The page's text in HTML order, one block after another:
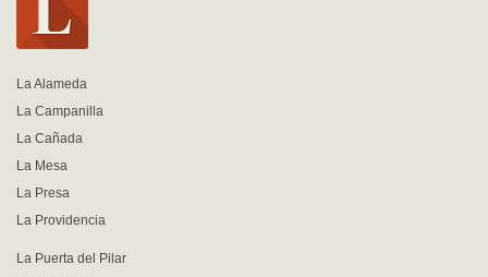
La Alameda
La Campanilla
La Cañada
La Mesa
La Presa
La Providencia
La Puerta del Pilar